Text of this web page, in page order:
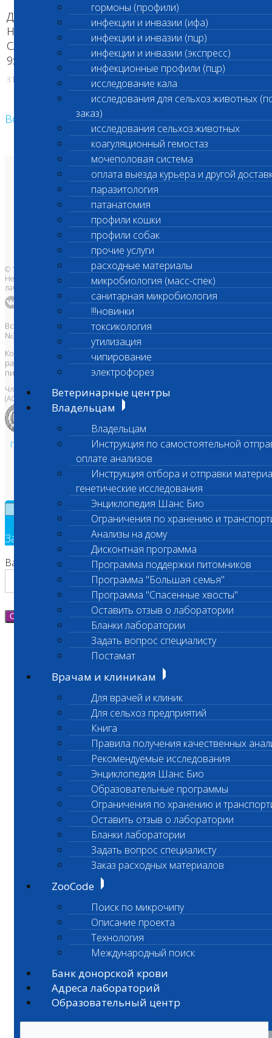
гормоны (профили)
инфекции и инвазии (ифа)
инфекции и инвазии (пцр)
инфекции и инвазии (экспресс)
инфекционные профили (пцр)
исследование кала
исследования для сельхоз.животных
заказ)
исследования сельхоз.животных
коагуляционный гемостаз
мочеполовая система
оплата выезда курьера и другой
паразитология
патанатомия
профили кошки
профили собак
прочие услуги
расходные материалы
микробиология (масс-спек)
санитарная микробиология
!!!новинки
токсикология
утилизация
чипирование
электрофорез
Ветеринарные центры
Владельцам
Владельцам
Инструкция по самостоятельной
оплате анализов
Инструкция отбора и отправки
генетические исследования
Энциклопедия Шанс Био
Ограничения по хранению и
Анализы на дому
Дисконтная программа
Программа поддержки питомников
Программа "Большая семья"
Программа "Спасенные хвосты"
Оставить отзыв о лаборатории
Бланки лаборатории
Задать вопрос специалисту
Постамат
Врачам и клиникам
Для врачей и клиник
Для сельхоз предприятий
Книга
Правила получения качественных
Рекомендуемые исследования
Энциклопедия Шанс Био
Образовательные программы
Ограничения по хранению и
Оставить отзыв о лаборатории
Бланки лаборатории
Задать вопрос специалисту
Заказ расходных материалов
ZooCode
Поиск по микрочипу
Описание проекта
Технология
Международный поиск
Банк донорской крови
Адреса лабораторий
Образовательный центр
Для удобства всех посетителей ветцентра на
Нагорной С 1 августа 2018г. введен общий
САНИТАРНЫЙ ЧАС во всех подразделениях с
9:00 до 10:00.
31.07.2018
Возврат к списку
О лаборатории
Анализы и цены
Ветеринарные центры
Владельцам
Врачам и клиникам
Бланки лаборатории
Банк донорской крови
Адреса лабораторий
© 1996-2026
Независимая ветеринарная
лаборатория Шанс Био
Все права защищены и охраняются законом. Товарный знак
№395740 от 2008 г. ООО "ШАНС БИО"
Копирование, тиражирование, а также использование материалов,
размещенных на сайтеwww.vetlab.ruвозможно только с
письменного разрешения Правообладателя
Член Национальной ветеринарной палаты
(АСРО НВП)
Политика в области персональных данных и конфиденциальности
Пользовательское соглашение
Техническая поддержка
Заявка на обратный звонок
Ваш номер телефона
Отправить